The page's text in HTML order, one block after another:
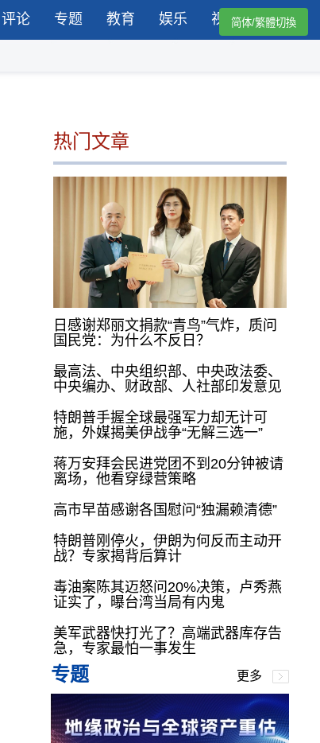
评论 专题 教育 娱乐 视频简体/繁體切換
热门文章
日感谢郑丽文捐款“青鸟”气炸，质问
国民党：为什么不反日？
最高法、中央组织部、中央政法委、
中央编办、财政部、人社部印发意见
特朗普手握全球最强军力却无计可
施，外媒揭美伊战争“无解三选一”
蒋万安拜会民进党团不到20分钟被请
离场，他看穿绿营策略
高市早苗感谢各国慰问“独漏赖清德”
特朗普刚停火，伊朗为何反而主动开
战？专家揭背后算计
毒油案陈其迈怒问20%决策，卢秀燕
证实了，曝台湾当局有内鬼
美军武器快打光了？高端武器库存告
急，专家最怕一事发生
专题 更多